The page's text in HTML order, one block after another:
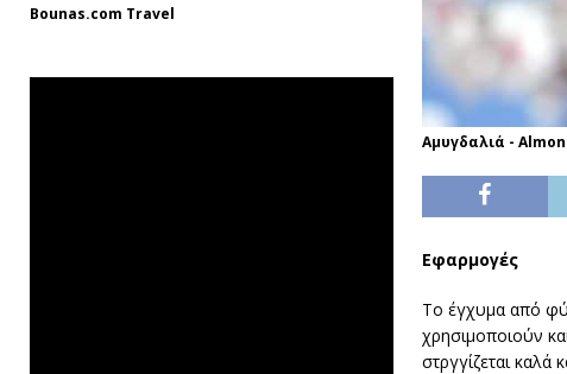
Αμυγδαλιά -
Εφαρμογές
Το έγχυμα από
χρησιμοποιούν
στργγίζεται καλά
Bounas.com Travel